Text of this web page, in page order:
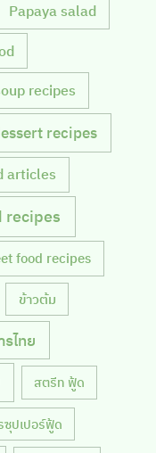
Papaya salad
recipes
recipes
articles
recipes
food recipes
ข้าวต้ม
ไทย
สตรีท ฟู้ด
ซุปเปอร์ฟู้ด